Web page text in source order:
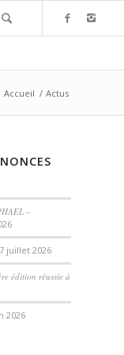
Accueil / Actus
–
juillet 2026
édition réussie à
2026